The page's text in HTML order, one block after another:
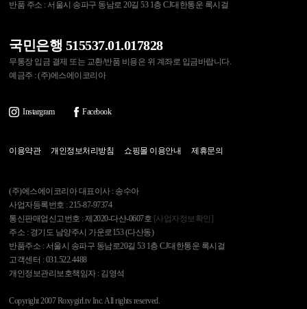
반품 주소 : 서울시 송파구 동남로 20길 53 1층 CJ대한통운 록시걸
국민은행 515537.01.017828
무통장 입금 결제 또는 교환/반품 비용은 위 계좌로 입금바랍니다.
예금주 : (주)에스에이코리아
Instargram Facebook
이용약관 개인정보처리방침 쇼핑몰 이용안내 제휴문의
(주)에스에이코리아 대표이사 : 송수아
사업자등록번호 : 215-87-97374
통신판매업신고번호 : 제2020-다산-0607호 [사업자정보확인]
주소 : 경기도 남양주시 가운로153 (다산동)
반품주소 : 서울시 송파구 동남로20길 53 1층 CJ대한통운 록시걸
고객센터 : 031.522.4488
개인정보관리보호책임자 : 김영석
Copyright 2007 Roxygirl.tv Inc. All rights reserved.